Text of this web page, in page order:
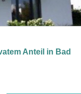
Anteil in Bad